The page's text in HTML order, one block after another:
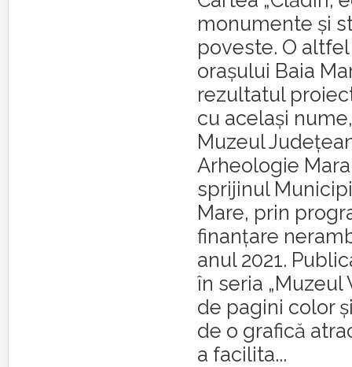
monumente și
poveste. O
orașului Baia
rezultatul
cu același
Muzeul
Arheologie
sprijinul
Mare, prin
finanțare
anul 2021.
în seria „Muzeul
de pagini color
de o grafică
a facilita...